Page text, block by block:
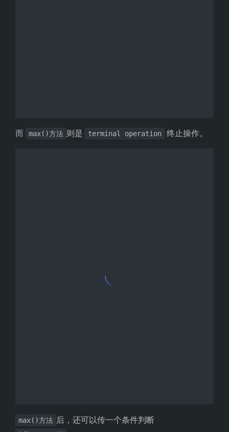
而 max()方法 则是 terminal operation 终止操作。
max()方法 后，还可以传一个条件判断